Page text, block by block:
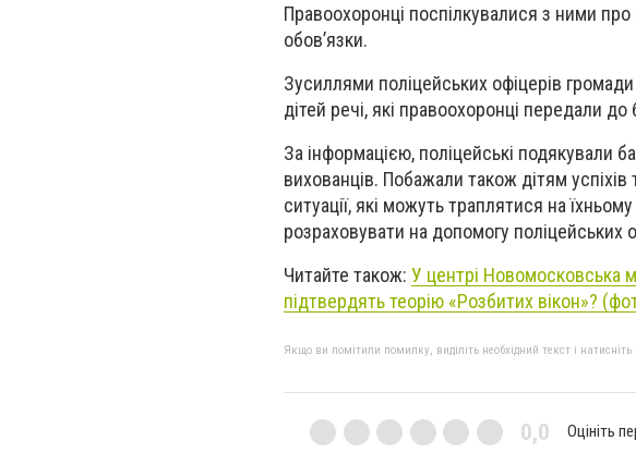
Правоохоронці поспілкувалися з ними про
обов’язки.
Зусиллями поліцейських офіцерів
дітей речі, які правоохоронці передали
За інформацією, поліцейські подякували
вихованців. Побажали також дітям
ситуації, які можуть траплятися на
розраховувати на допомогу поліцейських
Читайте також: У центрі Новомосковська
підтвердять теорію «Розбитих вікон»?
Якщо ви помітили помилку, виділіть необхідний текст і
0,0 Оцініть